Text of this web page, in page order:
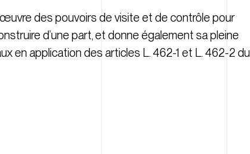
œuvre des pouvoirs de visite et de contrôle pour
d’une part, et donne également sa pleine
en application des articles L. 462-1 et L. 462-2 du